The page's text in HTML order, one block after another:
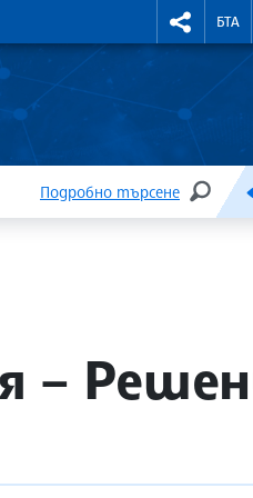
КУРСОВЕ
БТА
Подробно търсене
–